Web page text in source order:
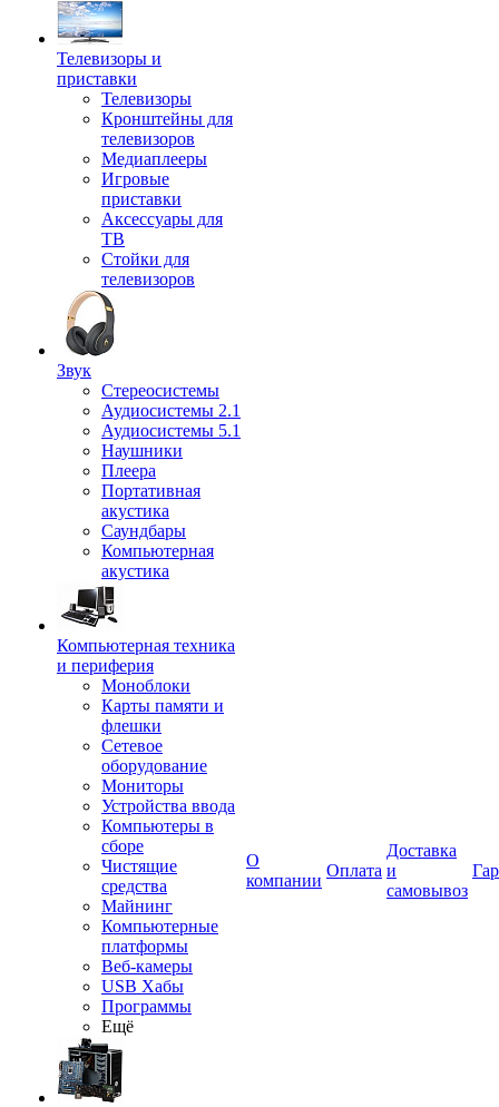
Телевизоры и
приставки
Телевизоры
Кронштейны для
телевизоров
Медиаплееры
Игровые
приставки
Аксессуары для
ТВ
Стойки для
телевизоров
Звук
Стереосистемы
Аудиосистемы 2.1
Аудиосистемы 5.1
Наушники
Плеера
Портативная
акустика
Саундбары
Компьютерная
акустика
Компьютерная техника
и периферия
Моноблоки
Карты памяти и
флешки
Сетевое
оборудование
Мониторы
Устройства ввода
Компьютеры в
сборе
Чистящие
средства
Майнинг
Компьютерные
платформы
Веб-камеры
USB Хабы
Программы
Ещё
О
компании
Оплата
Доставка
и
самовывоз